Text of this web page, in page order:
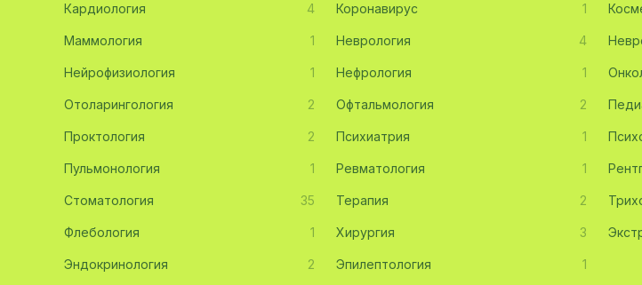
Эмбриология
Акушерство
Ортопедия
Массаж
Кардиология 4 Коронавирус 1
Маммология 1 Неврология 4
Нейрофизиология 1 Нефрология 1
Отоларингология 2 Офтальмология 2
Проктология 2 Психиатрия 1
Пульмонология 1 Ревматология 1
Стоматология 35 Терапия 2
Флебология 1 Хирургия 3
Эндокринология 2 Эпилептология 1